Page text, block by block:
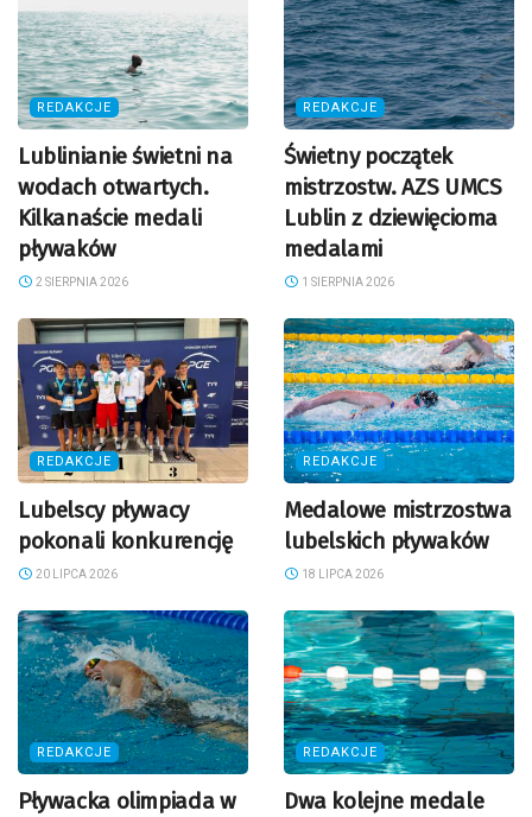
REDAKCJE
Lublinianie świetni na
wodach otwartych.
Kilkanaście medali
pływaków
2 SIERPNIA 2026
REDAKCJE
Świetny początek
mistrzostw. AZS UMCS
Lublin z dziewięcioma
medalami
1 SIERPNIA 2026
REDAKCJE
Lubelscy pływacy
pokonali konkurencję
20 LIPCA 2026
REDAKCJE
Medalowe mistrzostwa
lubelskich pływaków
18 LIPCA 2026
REDAKCJE
Pływacka olimpiada w
REDAKCJE
Dwa kolejne medale